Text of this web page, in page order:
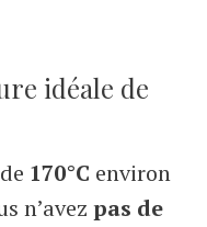
idéale de
170°C environ
n’avez pas de